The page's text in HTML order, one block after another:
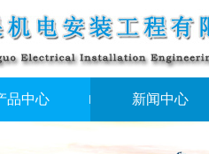
品中心 新闻中心